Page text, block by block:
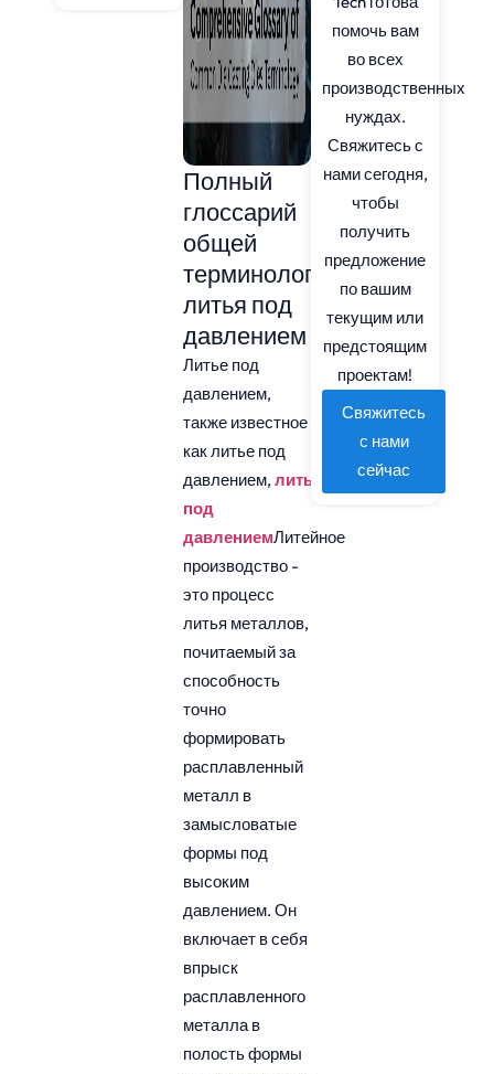
Полный
глоссарий
общей
терминологии
литья под
давлением
Литье под
давлением,
также известное
как литье под
давлением, литьё
под
давлениемЛитейное
производство -
это процесс
литья металлов,
почитаемый за
способность
точно
формировать
расплавленный
металл в
замысловатые
формы под
высоким
давлением. Он
включает в себя
впрыск
расплавленного
металла в
полость формы
помочь вам
во всех
производственных
нуждах.
Свяжитесь с
нами сегодня,
чтобы
получить
предложение
по вашим
текущим или
предстоящим
проектам!
Свяжитесь
с нами
сейчас